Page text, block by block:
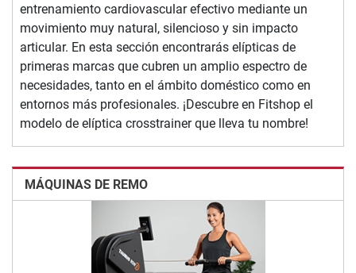
entrenamiento cardiovascular efectivo mediante un
movimiento muy natural, silencioso y sin impacto
articular. En esta sección encontrarás elípticas de
primeras marcas que cubren un amplio espectro de
necesidades, tanto en el ámbito doméstico como en
entornos más profesionales. ¡Descubre en Fitshop el
modelo de elíptica crosstrainer que lleva tu nombre!
MÁQUINAS DE REMO